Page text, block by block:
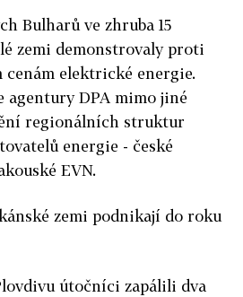
Bulharů ve zhruba 15
zemi demonstrovaly proti
cenám elektrické energie.
agentury DPA mimo jiné
regionálních struktur
energie - české
EVN.
zemi podnikají do roku
útočníci zapálili dva